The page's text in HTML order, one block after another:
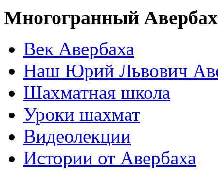
Многогранный Авербах
Век Авербаха
Наш Юрий Львович
Шахматная школа
Уроки шахмат
Видеолекции
Истории от Авербаха